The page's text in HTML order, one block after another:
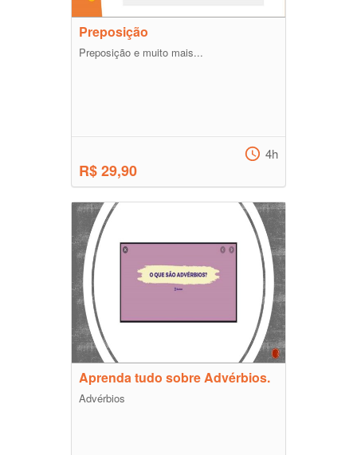
Preposição
Preposição e muito mais...
R$ 29,90
4h
Aprenda tudo sobre Advérbios.
Advérbios